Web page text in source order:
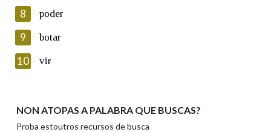
Lin e acepto as condicións da política de
Introduce o código que aparece na imaxe:
Texto de verificación
8 poder
9 botar
10 vir
NON ATOPAS A PALABRA QUE BUSCAS?
Proba estoutros recursos de busca